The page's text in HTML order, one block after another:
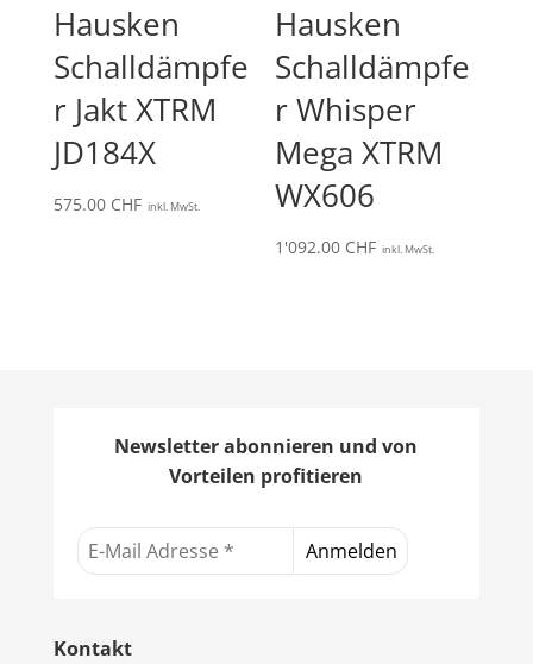
Hausken
Schalldämpfe
r Jakt XTRM
JD184X
575.00 CHF inkl. MwSt.
Hausken
Schalldämpfe
r Whisper
Mega XTRM
WX606
1'092.00 CHF inkl. MwSt.
Newsletter abonnieren und von
Vorteilen profitieren
Kontakt